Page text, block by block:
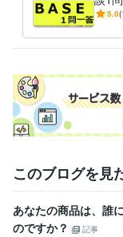
集客・マーケティング
WEBサイト Instagram
ツイッター
フェイス
の使
5.0
このブログを見
あなたの商品は、誰
のですか？
記事